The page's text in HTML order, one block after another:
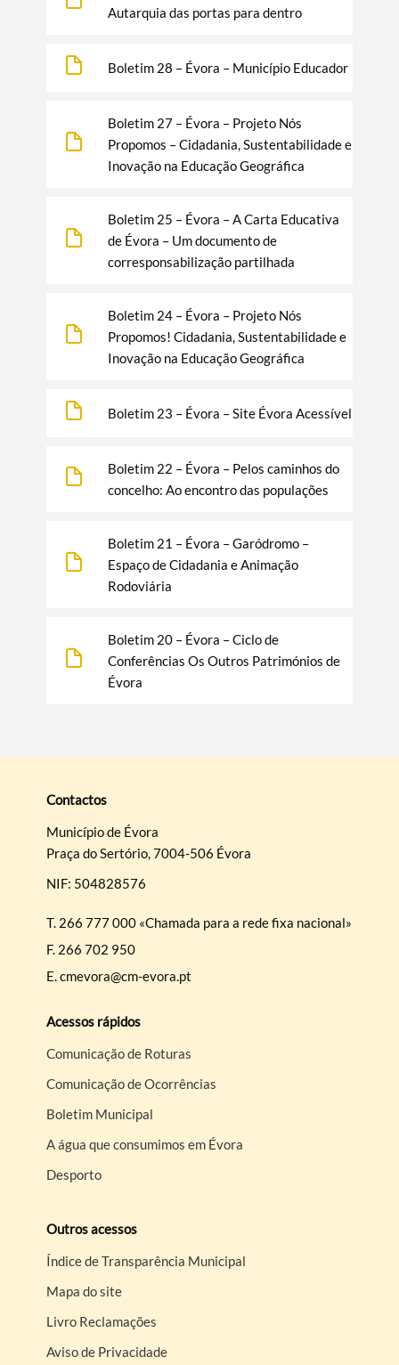
Autarquia das portas para dentro
Boletim 28 – Évora – Município Educador
Boletim 27 – Évora – Projeto Nós
Propomos – Cidadania, Sustentabilidade e
Inovação na Educação Geográfica
Boletim 25 – Évora – A Carta Educativa
de Évora – Um documento de
corresponsabilização partilhada
Boletim 24 – Évora – Projeto Nós
Propomos! Cidadania, Sustentabilidade e
Inovação na Educação Geográfica
Boletim 23 – Évora – Site Évora Acessível
Boletim 22 – Évora – Pelos caminhos do
concelho: Ao encontro das populações
Boletim 21 – Évora – Garódromo –
Espaço de Cidadania e Animação
Rodoviária
Boletim 20 – Évora – Ciclo de
Conferências Os Outros Patrimónios de
Évora
Contactos
Município de Évora
Praça do Sertório, 7004-506 Évora
NIF: 504828576
T. 266 777 000 «Chamada para a rede fixa nacional»
F. 266 702 950
E.cmevora@cm-evora.pt
Acessos rápidos
Comunicação de Roturas
Comunicação de Ocorrências
Boletim Municipal
A água que consumimos em Évora
Desporto
Outros acessos
Índice de Transparência Municipal
Mapa do site
Livro Reclamações
Aviso de Privacidade